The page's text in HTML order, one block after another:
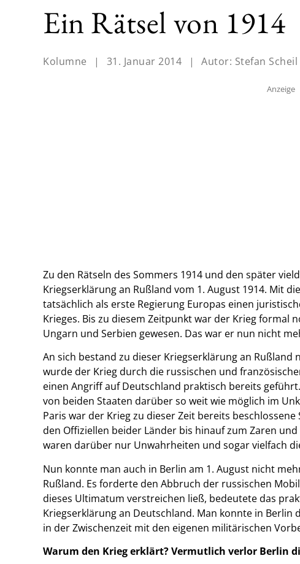
Ein Rätsel von 1914
Kolumne | 31. Januar 2014 | Autor: Stefan Scheil
Anzeige
Zu den Rätseln des Sommers 1914 und den später
Kriegserklärung an Rußland vom 1. August 1914. Mit
tatsächlich als erste Regierung Europas einen
Krieges. Bis zu diesem Zeitpunkt war der Krieg formal
Ungarn und Serbien gewesen. Das war er nun nicht
An sich bestand zu dieser Kriegserklärung an
wurde der Krieg durch die russischen und
einen Angriff auf Deutschland praktisch bereits
von beiden Staaten darüber so weit wie möglich im
Paris war der Krieg zu dieser Zeit bereits
den Offiziellen beider Länder bis hinauf zum Zaren
waren darüber nur Unwahrheiten und sogar vielfach
Nun konnte man auch in Berlin am 1. August nicht
Rußland. Es forderte den Abbruch der russischen
dieses Ultimatum verstreichen ließ, bedeutete das
Kriegserklärung an Deutschland. Man konnte in Berlin
in der Zwischenzeit mit den eigenen militärischen
Warum den Krieg erklärt? Vermutlich verlor Berlin